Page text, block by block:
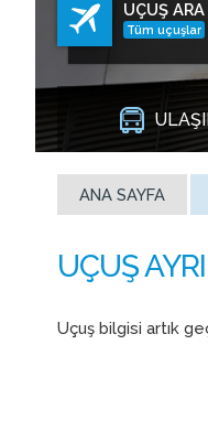
UÇUŞ ARA
Tüm uçuşlar
ANA SAYFA
Uçuş bilgisi artık